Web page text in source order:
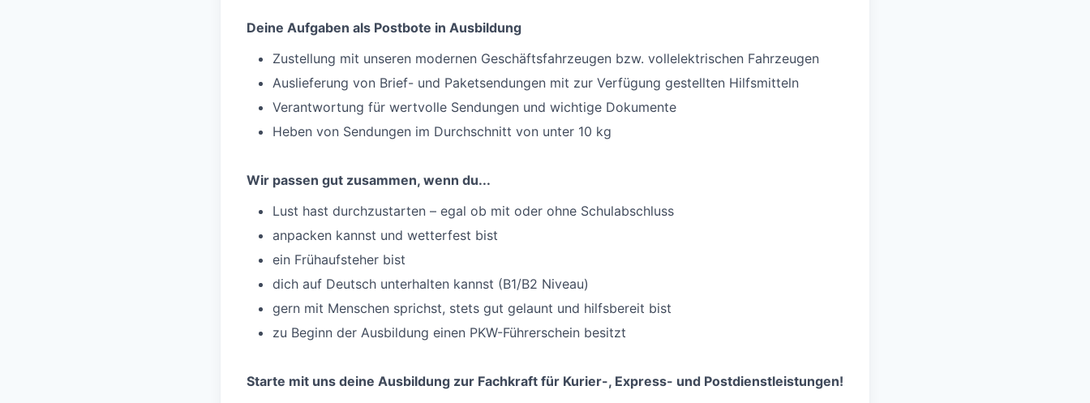
Deine Aufgaben als Postbote in Ausbildung
Zustellung mit unseren modernen Geschäftsfahrzeugen bzw. vollelektrischen Fahrzeugen
Auslieferung von Brief- und Paketsendungen mit zur Verfügung gestellten Hilfsmitteln
Verantwortung für wertvolle Sendungen und wichtige Dokumente
Heben von Sendungen im Durchschnitt von unter 10 kg
Wir passen gut zusammen, wenn du...
Lust hast durchzustarten – egal ob mit oder ohne Schulabschluss
anpacken kannst und wetterfest bist
ein Frühaufsteher bist
dich auf Deutsch unterhalten kannst (B1/B2 Niveau)
gern mit Menschen sprichst, stets gut gelaunt und hilfsbereit bist
zu Beginn der Ausbildung einen PKW-Führerschein besitzt
Starte mit uns deine Ausbildung zur Fachkraft für Kurier-, Express- und Postdienstleistungen!